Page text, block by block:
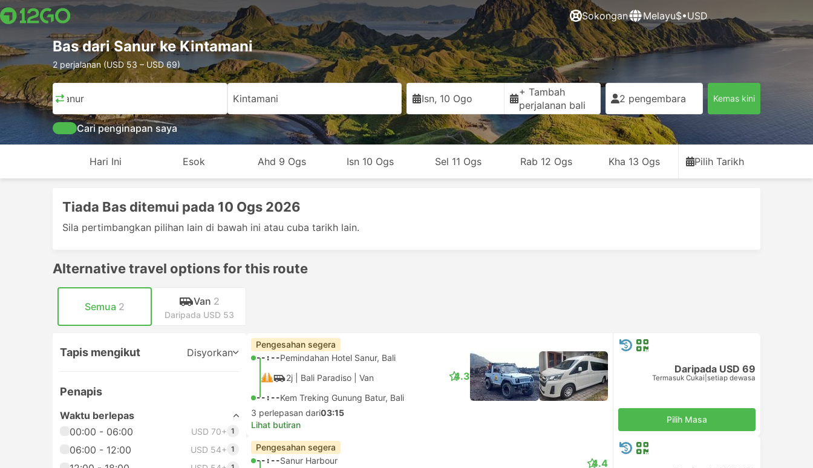
Sokongan Melayu$•USD
Bas dari Sanur ke Kintamani
2 perjalanan (USD 53 – USD 69)
Sanur Kintamani Isn, 10 Ogo
+ Tambah
perjalanan bali
2 pengembara Kemas kini
Cari penginapan saya
Hari Ini Esok Ahd 9 Ogs Isn 10 Ogs Sel 11 Ogs Rab 12 Ogs Kha 13 Ogs Pilih Tarikh
Tiada Bas ditemui pada 10 Ogs 2026
Sila pertimbangkan pilihan lain di bawah ini atau cuba tarikh lain.
Alternative travel options for this route
Semua 2 Van 2
Daripada USD 53
Tapis mengikut Disyorkan
Penapis
Waktu berlepas
00:00 - 06:00
USD 70+ 1
06:00 - 12:00 USD 54+ 1
Pengesahan segera
--:--Pemindahan Hotel Sanur, Bali
2j | Bali Paradiso Van
--:--Kem Treking Gunung Batur, Bali
4.3
3 perlepasan dari03:15
Lihat butiran
Daripada USD 69
Termasuk Cukai setiap dewasa
Pilih Masa
Pengesahan segera
--:--Sanur Harbour
4.4